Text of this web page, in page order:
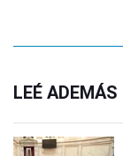
LEÉ ADEMÁS